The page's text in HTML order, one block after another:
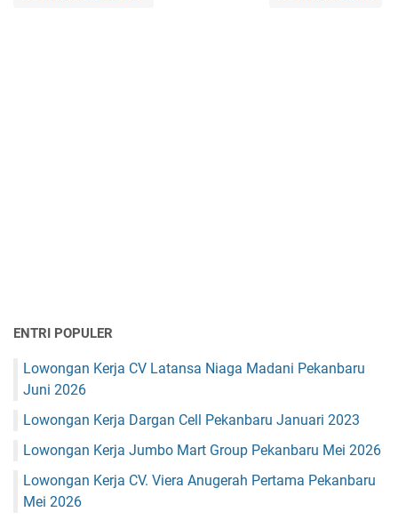
ENTRI POPULER
Lowongan Kerja CV Latansa Niaga Madani Pekanbaru
Juni 2026
Lowongan Kerja Dargan Cell Pekanbaru Januari 2023
Lowongan Kerja Jumbo Mart Group Pekanbaru Mei 2026
Lowongan Kerja CV. Viera Anugerah Pertama Pekanbaru
Mei 2026